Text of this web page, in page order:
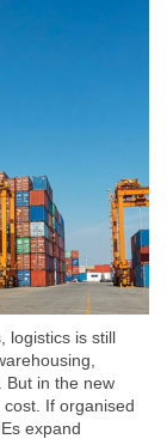
logistics is still
But in the new
If organised
expand